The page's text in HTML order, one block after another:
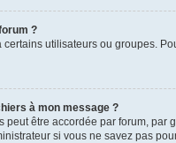
?
utilisateurs ou groupes.
à mon message ?
peut être accordée par forum,
si vous ne savez pas